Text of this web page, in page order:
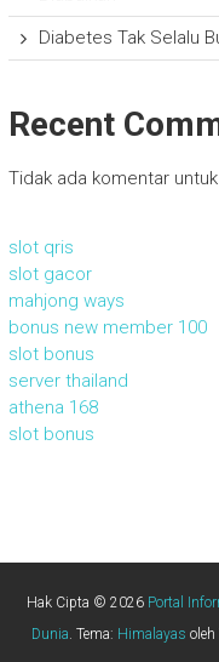
Diabetes Tak Selalu
Recent
Tidak ada komentar
slot qris
slot gacor
mahjong ways
bonus new member 100
slot bonus
server thailand
athena 168
slot bonus
Hak Cipta © 2026 Portal
Dunia. Tema: Himalayas